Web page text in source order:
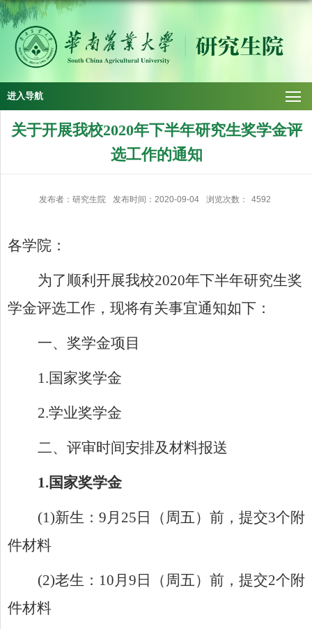
进入导航
关于开展我校2020年下半年研究生奖学金评
选工作的通知
发布者：研究生院 发布时间：2020-09-04 浏览次数： 4592
各学院：
为了顺利开展我校2020年下半年研究生奖
学金评选工作，现将有关事宜通知如下：
一、奖学金项目
1.国家奖学金
2.学业奖学金
二、评审时间安排及材料报送
1.国家奖学金
(1)新生： 9月 25 日（周五）前，提交3个附
件材料
(2)老生： 10月 9 日（周五）前，提交2个附
件材料